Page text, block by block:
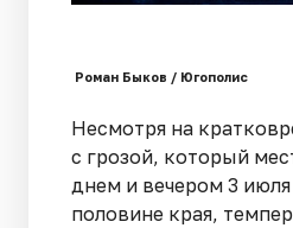
Роман Быков / Югополис
Несмотря на
с грозой, который
днем и вечером 3
половине края,